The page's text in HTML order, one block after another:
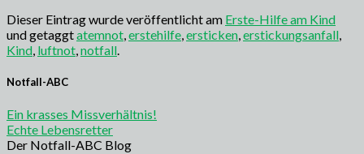
Dieser Eintrag wurde veröffentlicht am Erste-Hilfe am Kind
und getaggtatemnot,erstehilfe,ersticken,erstickungsanfall,
Kind, luftnot,notfall.
Notfall-ABC
Ein krasses Missverhältnis!
Echte Lebensretter
Der Notfall-ABC Blog